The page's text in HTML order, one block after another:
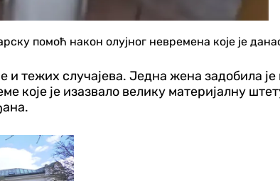
помоћ након олујног невремена које је
тежих случајева. Једна жена задобила
које је изазвало велику материјалну